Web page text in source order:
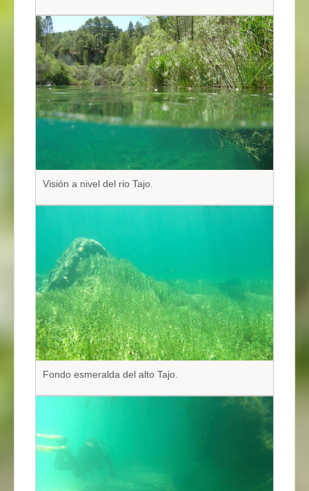
Visión a nivel del rio Tajo.
Fondo esmeralda del alto Tajo.